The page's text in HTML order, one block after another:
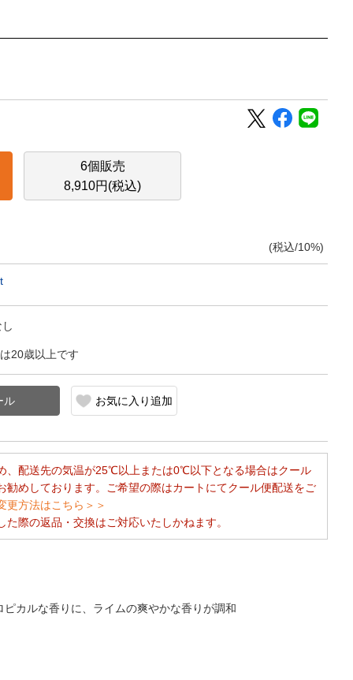
6個販売
8,910円(税込)
(税込/10%)
20歳以上です
お気に入り追加
、配送先の気温が25℃以上または0℃以下となる場合はクール
勧めしております。ご希望の際はカートにてクール便配送をご
更方法はこちら＞＞
際の返品・交換はご対応いたしかねます。
カルな香りに、ライムの爽やかな香りが調和